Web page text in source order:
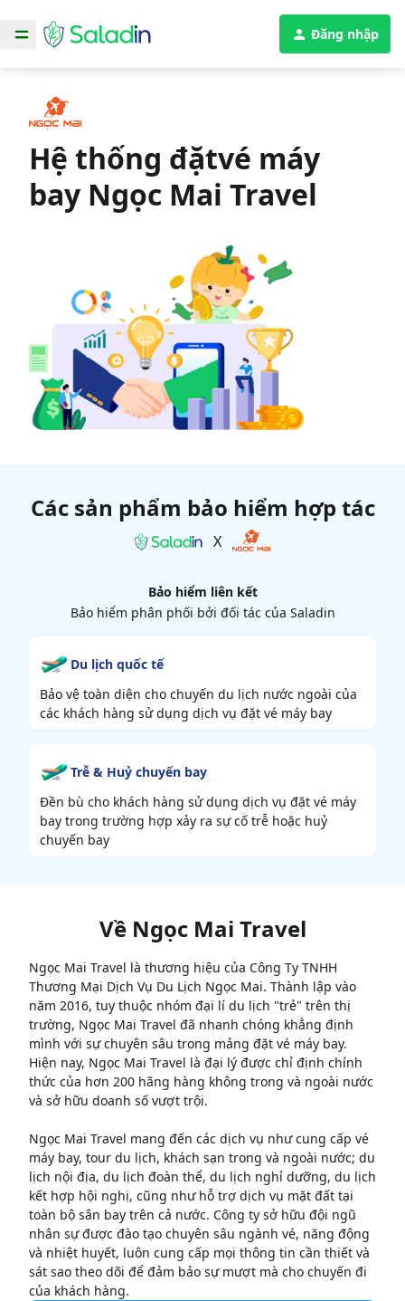
Đăng nhập
Hệ thống đặtvé máy
bay Ngọc Mai Travel
Các sản phẩm bảo hiểm hợp tác
X
Bảo hiểm liên kết
Bảo hiểm phân phối bởi đối tác của Saladin
Du lịch quốc tế
Bảo vệ toàn diện cho chuyến du lịch nước ngoài của
các khách hàng sử dụng dịch vụ đặt vé máy bay
Trễ & Huỷ chuyến bay
Đền bù cho khách hàng sử dụng dịch vụ đặt vé máy
bay trong trường hợp xảy ra sự cố trễ hoặc huỷ
chuyến bay
Về Ngọc Mai Travel
Ngọc Mai Travel là thương hiệu của Công Ty TNHH
Thương Mại Dịch Vụ Du Lịch Ngọc Mai. Thành lập vào
năm 2016, tuy thuộc nhóm đại lí du lịch "trẻ" trên thị
trường, Ngọc Mai Travel đã nhanh chóng khẳng định
mình với sự chuyên sâu trong mảng đặt vé máy bay.
Hiện nay, Ngọc Mai Travel là đại lý được chỉ định chính
thức của hơn 200 hãng hàng không trong và ngoài nước
và sở hữu doanh số vượt trội.
Ngọc Mai Travel mang đến các dịch vụ như cung cấp vé
máy bay, tour du lịch, khách sạn trong và ngoài nước; du
lịch nội địa, du lịch đoàn thể, du lịch nghỉ dưỡng, du lịch
kết hợp hội nghị, cũng như hỗ trợ dịch vụ mặt đất tại
toàn bộ sân bay trên cả nước. Công ty sở hữu đội ngũ
nhân sự được đào tạo chuyên sâu ngành vé, năng động
và nhiệt huyết, luôn cung cấp mọi thông tin cần thiết và
sát sao theo dõi để đảm bảo sự mượt mà cho chuyến đi
của khách hàng.